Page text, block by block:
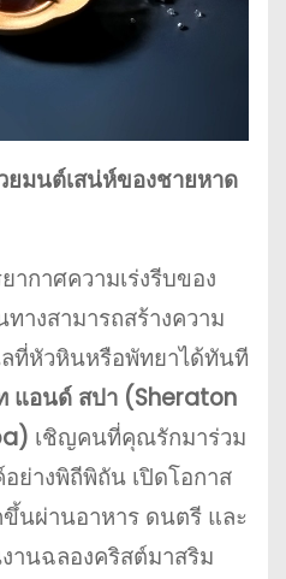
ยมนต์เสน่ห์ของชายหาด
ากาศความเร่งรีบของ
างสามารถสร้างความ
ที่หัวหินหรือพัทยาได้ทันที
แอนด์ สปา (Sheraton
เชิญคนที่คุณรักมาร่วม
ย่างพิถีพิถัน เปิดโอกาส
นผ่านอาหาร ดนตรี และ
านฉลองคริสต์มาสริม